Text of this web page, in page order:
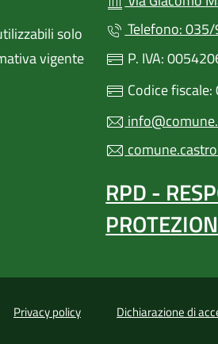
solo
vigente
Telefono:
P. IVA:
Codice
RPD -
Privacy policy Dichiarazione di